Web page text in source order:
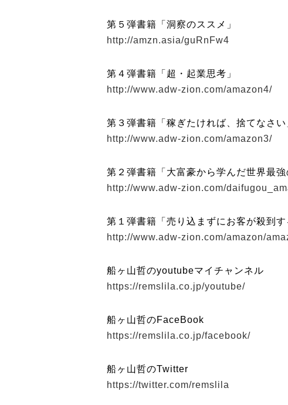
第５弾書籍「洞察のススメ」
http://amzn.asia/guRnFw4
第４弾書籍「超・起業思考」
http://www.adw-zion.com/amazon4/
第３弾書籍「稼ぎたければ、捨てなさい
http://www.adw-zion.com/amazon3/
第２弾書籍「大富豪から学んだ世界最強
http://www.adw-zion.com/
第１弾書籍「売り込まずにお客が殺到す
http://www.adw-zion.com/amazon/
船ヶ山哲のyoutubeマイチャンネル
https://remslila.co.jp/youtube/
船ヶ山哲のFaceBook
https://remslila.co.jp/facebook/
船ヶ山哲のTwitter
https://twitter.com/remslila